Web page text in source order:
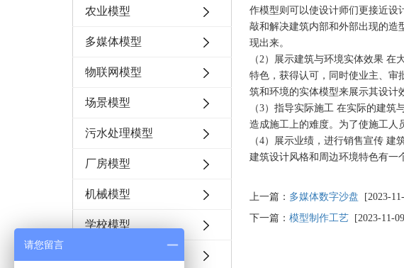
农业模型
多媒体模型
物联网模型
场景模型
污水处理模型
厂房模型
机械模型
学校模型
作模型则可以使设计师们更接近设
敲和解决建筑内部和外部出现的造
现出来。
（2）展示建筑与环境实体效果
特色，获得认可，同时使业主、审
筑和环境的实体模型来展示其设计
（3）指导实际施工 在实际的建
造成施工上的难度。为了使施工人
（4）展示业绩，进行销售宣传
建筑设计风格和周边环境特色有一
上一篇： 多媒体数字沙盘 [2023-
下一篇： 模型制作工艺[2023-11-
请您留言